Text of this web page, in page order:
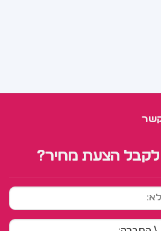
לקבל הצעת מחיר?